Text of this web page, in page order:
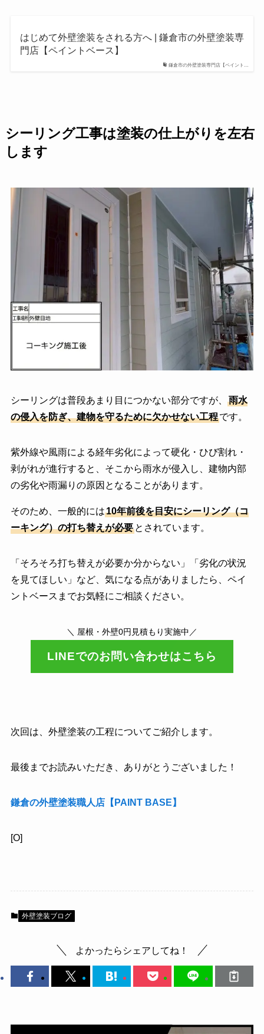
鎌倉市の外壁塗装専門店【ペイント…
はじめて外壁塗装をされる方へ | 鎌倉市の外壁塗装専
門店【ペイントベース】
シーリング工事は塗装の仕上がりを左右
します
シーリングは普段あまり目につかない部分ですが、
雨水
の侵入を防ぎ、建物を守るために欠かせない工程です。
紫外線や風雨による経年劣化によって硬化・ひび割れ・
剥がれが進行すると、そこから雨水が侵入し、建物内部
の劣化や雨漏りの原因となることがあります。
そのため、一般的には10年前後を目安にシーリング（コ
ーキング）の打ち替えが必要とされています。
「そろそろ打ち替えが必要か分からない」「劣化の状況
を見てほしい」など、気になる点がありましたら、ペイ
ントベースまでお気軽にご相談ください。
＼ 屋根・外壁0円見積もり実施中／
LINEでのお問い合わせはこちら
次回は、外壁塗装の工程についてご紹介します。
最後までお読みいただき、ありがとうございました！
鎌倉の外壁塗装職人店【PAINT BASE】
[O]
外壁塗装ブログ
よかったらシェアしてね！